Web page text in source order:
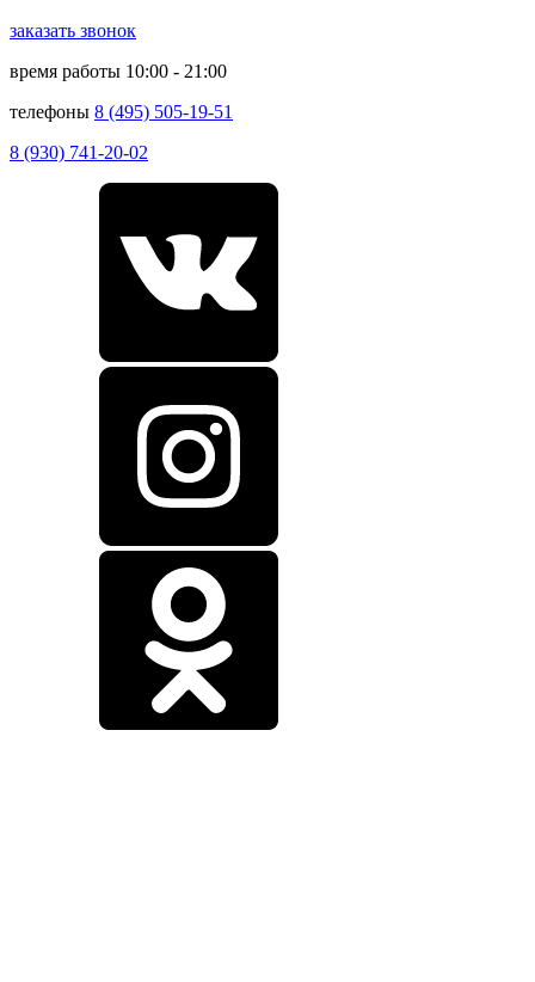
заказать звонок
время работы 10:00 - 21:00
телефоны 8 (495) 505-19-51
8 (930) 741-20-02